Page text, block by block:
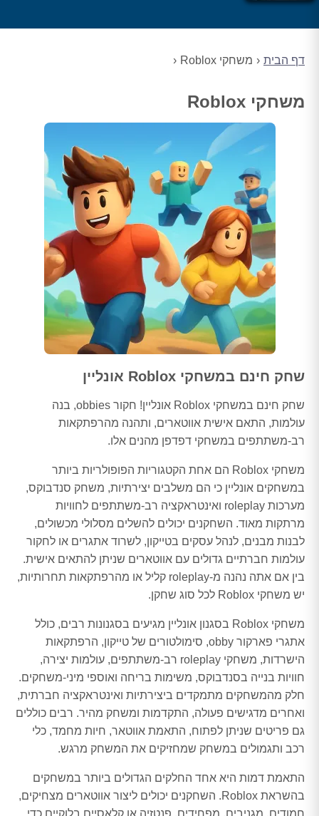
דף הבית משחקי Roblox
משחקי Roblox
שחק חינם במשחקי Roblox אונליין
שחק חינם במשחקי Roblox אונליין! חקור obbies, בנה
עולמות, התאם אישית אווטארים, ותהנה מהרפתקאות
רב-משתתפים במשחקי דפדפן מהנים אלו.
משחקי Roblox הם אחת הקטגוריות הפופולריות ביותר
במשחקים אונליין כי הם משלבים יצירתיות, משחק סנדבוקס,
מערכות roleplay ואינטראקציה רב-משתתפים לחוויות
מרתקות מאוד. השחקנים יכולים להשלים מסלולי מכשולים,
לבנות מבנים, לנהל עסקים בטייקון, לשרוד אתגרים או לחקור
עולמות חברתיים גדולים עם אווטארים שניתן להתאים אישית.
בין אם אתה נהנה מ-roleplay קליל או מהרפתקאות תחרותיות,
יש משחקי Roblox לכל סוג שחקן.
משחקי Roblox בסגנון אונליין מגיעים בסגנונות רבים, כולל
אתגרי פארקור obby, סימולטורים של טייקון, הרפתקאות
הישרדות, משחקי roleplay רב-משתתפים, עולמות יצירה,
חוויות בנייה בסנדבוקס, משימות בריחה ואוספי מיני-משחקים.
חלק מהמשחקים מתמקדים ביצירתיות ואינטראקציה חברתית,
ואחרים מדגישים פעולה, התקדמות ומשחק מהיר. רבים כוללים
גם פריטים שניתן לפתוח, התאמת אווטאר, חיות מחמד, כלי
רכב ותגמולים במשחק שמחזיקים את המשחק מרגש.
התאמת דמות היא אחד החלקים הגדולים ביותר במשחקים
בהשראת Roblox. השחקנים יכולים ליצור אווטארים מצחיקים,
חמודים, מגניבים, מפחידים, פנטזיה או קלאסיים בלוקיים כדי